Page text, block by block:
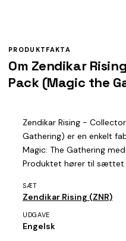
PRODUKTFAKTA
Om Zendikar
Pack (Magic the
Zendikar Rising -
Gathering) er en enkelt
Magic: The Gathering
Produktet hører til sættet
SÆT
Zendikar Rising (ZNR)
UDGAVE
Engelsk